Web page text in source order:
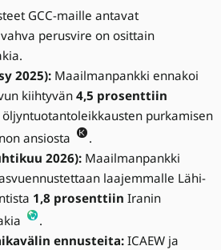
GCC-maille antavat
perusvire on osittain
2025): Maailmanpankki ennakoi
kiihtyvän 4,5 prosenttiin
öljyntuotantoleikkausten purkamisen
ansiosta
.
2026): Maailmanpankki
laajemmalle Lähi-
1,8 prosenttiin Iranin
.
ennusteita: ICAEW ja